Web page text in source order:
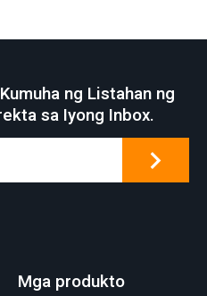
ng Listahan ng
sa Iyong Inbox.
Mga produkto